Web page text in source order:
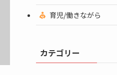
育児/働きながら
カテゴリー